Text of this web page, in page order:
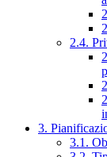
2.4.
3.
3.1.